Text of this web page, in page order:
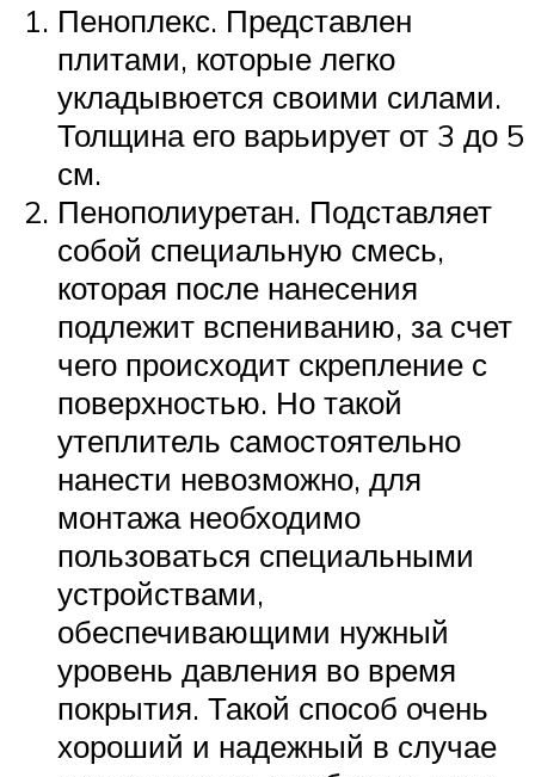
Пеноплекс. Представлен
плитами, которые легко
укладывюется своими силами.
Толщина его варьирует от 3 до 5
см.
Пенополиуретан. Подставляет
собой специальную смесь,
которая после нанесения
подлежит вспениванию, за счет
чего происходит скрепление с
поверхностью. Но такой
утеплитель самостоятельно
нанести невозможно, для
монтажа необходимо
пользоваться специальными
устройствами,
обеспечивающими нужный
уровень давления во время
покрытия. Такой способ очень
хороший и надежный в случае